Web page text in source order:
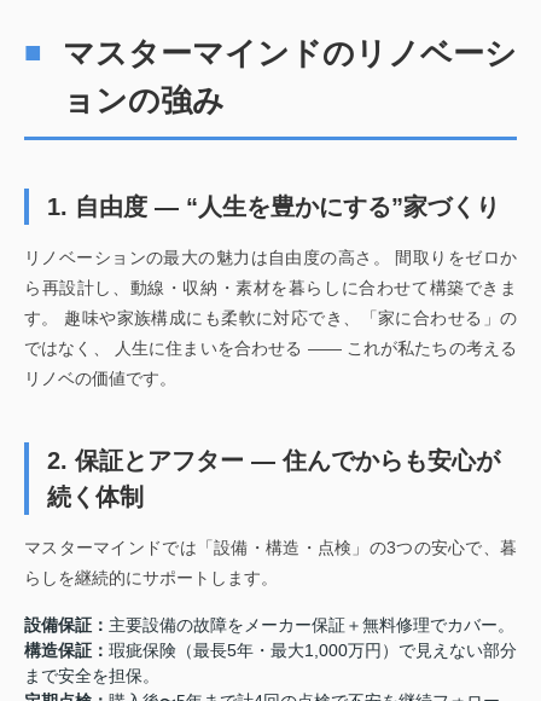
マスターマインドのリノベーシ
ョンの強み
1. 自由度 ― “人生を豊かにする”家づくり
リノベーションの最大の魅力は自由度の高さ。 間取りをゼロか
ら再設計し、動線・収納・素材を暮らしに合わせて構築できま
す。 趣味や家族構成にも柔軟に対応でき、「家に合わせる」の
ではなく、 人生に住まいを合わせる —— これが私たちの考える
リノベの価値です。
2. 保証とアフター ― 住んでからも安心が
続く体制
マスターマインドでは「設備・構造・点検」の3つの安心で、暮
らしを継続的にサポートします。
設備保証： 主要設備の故障をメーカー保証＋無料修理でカバー。
構造保証： 瑕疵保険（最長5年・最大1,000万円）で見えない部分
まで安全を担保。